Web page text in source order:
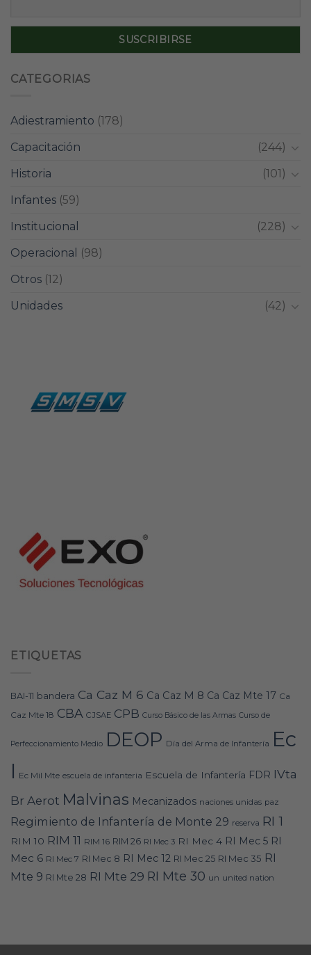
CATEGORIAS
Adiestramiento (178)
Capacitación
(244)
Historia
(101)
Infantes (59)
Institucional
(228)
Operacional
(98)
Otros (12)
Unidades
(42)
ETIQUETAS
BAI-11 bandera Ca Caz M 6 Ca Caz M 8 Ca Caz Mte 17 Ca
Caz Mte 18 CBA CJSAE CPB Curso Básico de las Armas Curso de
Perfeccionamiento Medio DEOP Día del Arma de Infantería Ec
I Ec Mil Mte escuela de infanteria Escuela de Infantería FDR IVta
Br Aerot Malvinas Mecanizados naciones unidas paz
Regimiento de Infantería de Monte 29 reserva RI 1
RIM 10 RIM 11 RIM 16 RIM 26 RI Mec 3 RI Mec 4 RI Mec 5 RI
Mec 6 RI Mec 7 RI Mec 8 RI Mec 12 RI Mec 25 RI Mec 35 RI
Mte 9 RI Mte 28 RI Mte 29 RI Mte 30 un united nation